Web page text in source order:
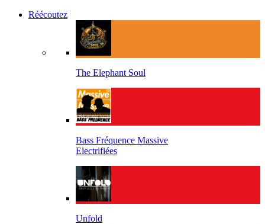
Réécoutez
The Elephant Soul
Bass Fréquence Massive
Electrifiées
Unfold